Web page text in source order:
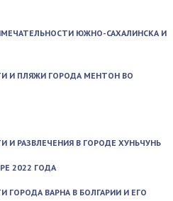
ЮЖНО-САХАЛИНСКА И
И ПЛЯЖИ ГОРОДА МЕНТОН ВО
РАЗВЛЕЧЕНИЯ В ГОРОДЕ ХУНЬЧУНЬ
2022 ГОДА
ВАРНА В БОЛГАРИИ И ЕГО